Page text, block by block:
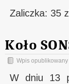
Zaliczka: 35
Koło
Wpis opublikowany
W dniu 13